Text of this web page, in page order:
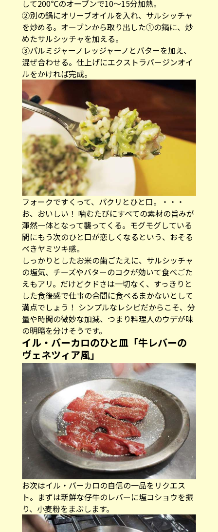
して200℃のオーブンで10～15分加熱。
②別の鍋にオリーブオイルを入れ、サルシッチャ
を炒める。オーブンから取り出した①の鍋に、炒
めたサルシッチャを加える。
③パルミジャーノレッジャーノとバターを加え、
混ぜ合わせる。仕上げにエクストラバージンオイ
ルをかければ完成。
フォークですくって、パクリとひと口。・・・
お、おいしい！ 噛むたびにすべての素材の旨みが
渾然一体となって襲ってくる。モグモグしている
間にもう次のひと口が恋しくなるという、おそる
べきヤミツキ感。
しっかりとしたお米の歯ごたえに、サルシッチャ
の塩気、チーズやバターのコクが効いて食べごた
えもアリ。だけどクドさは一切なく、すっきりと
した食後感で仕事の合間に食べるまかないとして
満点でしょう！ シンプルなレシピだからこそ、分
量や時間の微妙な加減、つまり料理人のウデが味
の明暗を分けそうです。
イル・バーカロのひと皿「牛レバーの
ヴェネツィア風」
お次はイル・バーカロの自信の一品をリクエス
ト。まずは新鮮な仔牛のレバーに塩コショウを振
り、小麦粉をまぶします。